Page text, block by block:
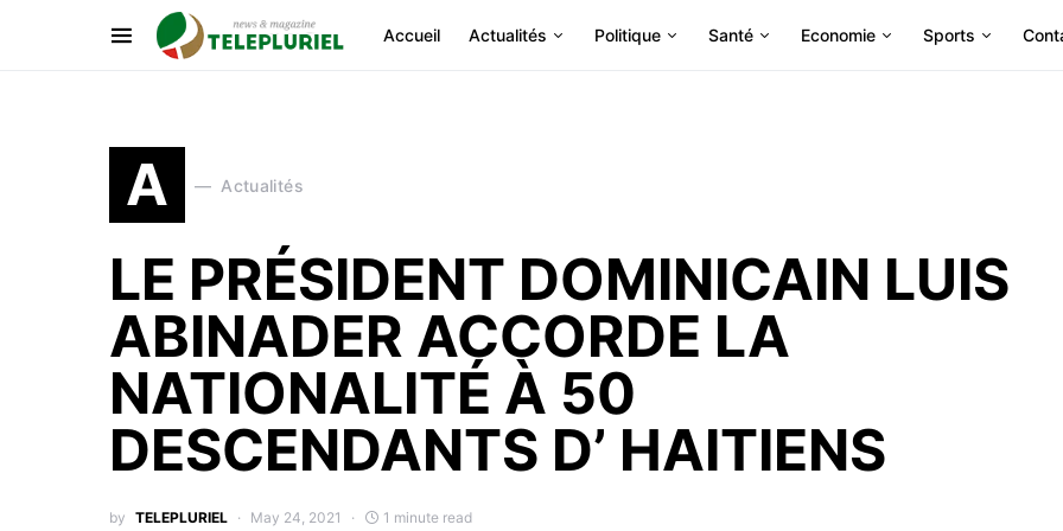
Accueil Actualités Politique Santé Economie Sports
A Actualités
LE PRÉSIDENT DOMINICAIN LUIS
ABINADER ACCORDE LA
NATIONALITÉ À 50
DESCENDANTS D’ HAITIENS
by TELEPLURIEL May 24, 2021 1 minute read